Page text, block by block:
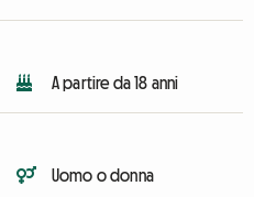
A partire da 18 anni
Uomo o donna